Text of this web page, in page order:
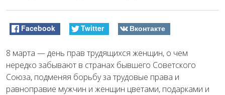
Facebook Twitter Вконтакте
8 марта — день прав трудящихся женщин, о чем
нередко забывают в странах бывшего Советского
Союза, подменяя борьбу за трудовые права и
равноправие мужчин и женщин цветами, подарками и